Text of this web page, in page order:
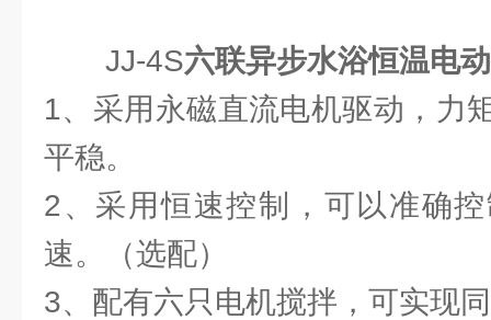
JJ-4S六联异步水浴恒温电
1、采用永磁直流电机驱动，力
平稳。
2、采用恒速控制，可以准确
速。（选配）
3、配有六只电机搅拌，可实现